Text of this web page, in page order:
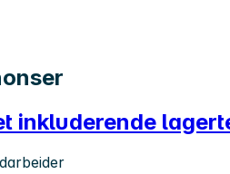
inkluderende